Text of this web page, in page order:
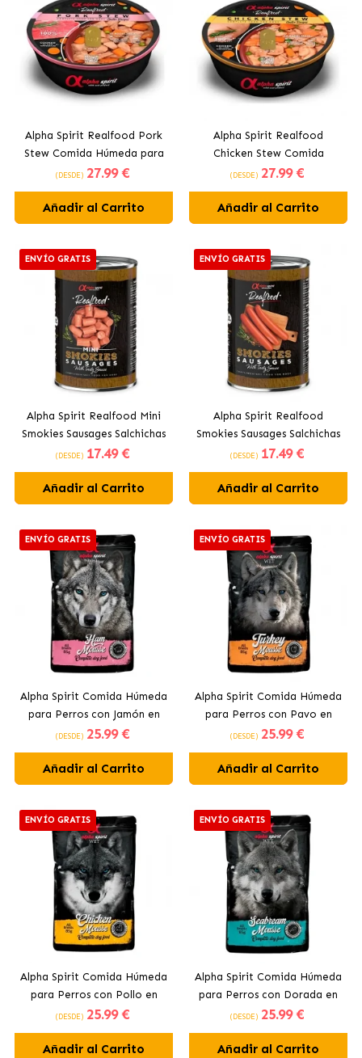
Alpha Spirit Realfood Pork
Stew Comida Húmeda para
Perros Estofado de Cerdo
(DESDE) 27.99 €
Añadir al Carrito
Alpha Spirit Realfood
Chicken Stew Comida
Húmeda para Perros
Estofado de Pollo
(DESDE) 27.99 €
Añadir al Carrito
ENVÍO GRATIS
Alpha Spirit Realfood Mini
Smokies Sausages Salchichas
Pequeñas para Perros con
Cerdo y Hierbas
(DESDE) 17.49 €
Añadir al Carrito
ENVÍO GRATIS
Alpha Spirit Realfood
Smokies Sausages Salchichas
para Perros con Cerdo y
Hierbas
(DESDE) 17.49 €
Añadir al Carrito
ENVÍO GRATIS
Alpha Spirit Comida Húmeda
para Perros con Jamón en
Mousse
(DESDE) 25.99 €
Añadir al Carrito
ENVÍO GRATIS
Alpha Spirit Comida Húmeda
para Perros con Pavo en
Mousse
(DESDE) 25.99 €
Añadir al Carrito
ENVÍO GRATIS
Alpha Spirit Comida Húmeda
para Perros con Pollo en
Mousse
(DESDE) 25.99 €
Añadir al Carrito
ENVÍO GRATIS
Alpha Spirit Comida Húmeda
para Perros con Dorada en
Mousse
(DESDE) 25.99 €
Añadir al Carrito